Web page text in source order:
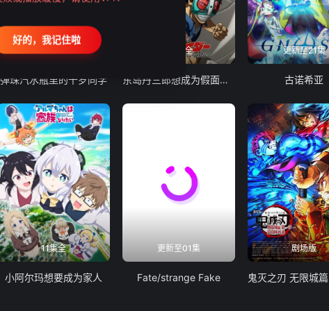
弹珠汽水瓶里的千岁同学
24集全
东岛丹三郎想成为假面骑士
更新至21集
古诺希亚
11集全
小阿尔玛想要成为家人
更新至01集
Fate/strange Fake
剧场版
好的，我记住啦